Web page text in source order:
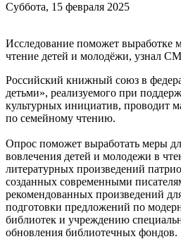
Суббота, 15 февраля 2025
Исследование поможет выработке
чтение детей и молодёжи, узнал
Российский книжный союз в
детьми», реализуемого при
культурных инициатив, проводит
по семейному чтению.
Опрос поможет выработать меры
вовлечения детей и молодежи в
литературных произведений
созданных современными
рекомендованных произведений
подготовки предложений по
библиотек и учреждению
обновления библиотечных фондов.